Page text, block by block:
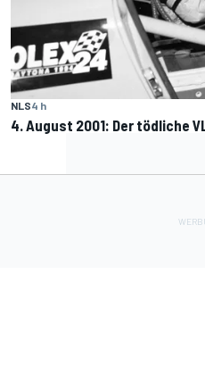
NLS4 h
4. August 2001: Der tödliche